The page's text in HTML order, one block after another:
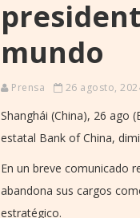
mundo
Prensa 26 agosto,
Shanghái (China), 26 ago
estatal Bank of China,
En un breve comunicado
abandona sus cargos
estratégico.